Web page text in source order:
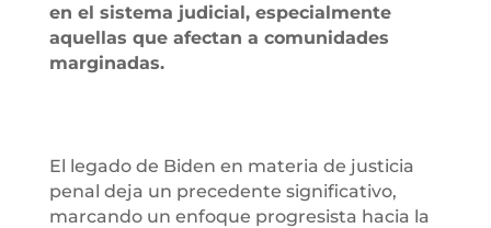
en el sistema judicial, especialmente
aquellas que afectan a comunidades
marginadas.
El legado de Biden en materia de justicia
penal deja un precedente significativo,
marcando un enfoque progresista hacia la